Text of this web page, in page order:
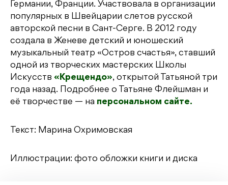
Германии, Франции. Участвовала в организации
популярных в Швейцарии слетов русской
авторской песни в Сант-Серге. В 2012 году
создала в Женеве детский и юношеский
музыкальный театр «Остров счастья», ставший
одной из творческих мастерских Школы
Искусств «Крещендо», открытой Татьяной три
года назад. Подробнее о Татьяне Флейшман и
её творчестве — на персональном сайте.
Текст: Марина Охримовская
Иллюстрации: фото обложки книги и диска